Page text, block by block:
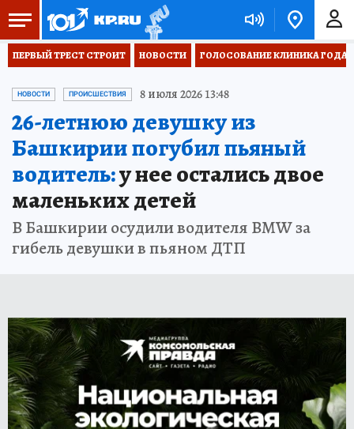
ПЕРВЫЙ ТРЕСТ СТРОИТ НОВОСТИ ГОЛОСОВАНИЕ КЛИНИКА ГОДА
НОВОСТИ ПРОИСШЕСТВИЯ 8 июля 2026 13:48
26-летнюю девушку из
Башкирии погубил пьяный
водитель:у нее остались двое
маленьких детей
В Башкирии осудили водителя BMW за
гибель девушки в пьяном ДТП